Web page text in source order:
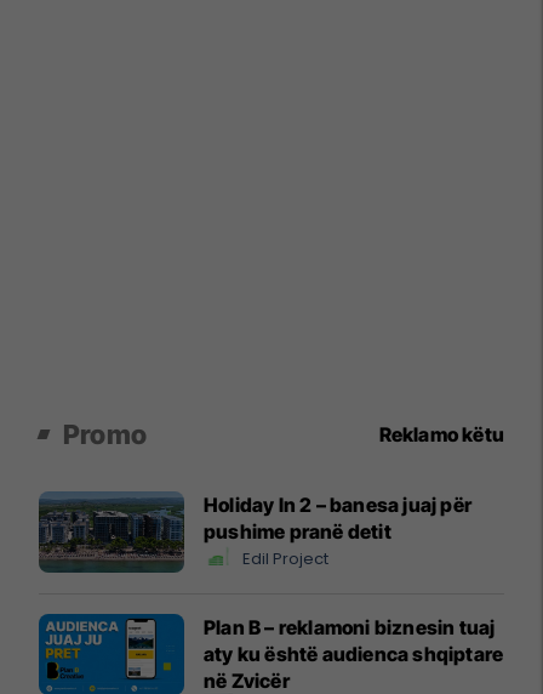
Promo Reklamo këtu
Holiday In 2 – banesa juaj për
pushime pranë detit
Edil Project
Plan B – reklamoni biznesin tuaj
aty ku është audienca shqiptare
në Zvicër